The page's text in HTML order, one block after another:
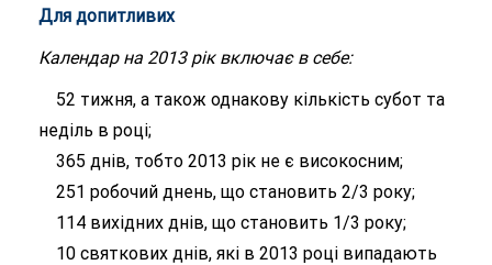
Для допитливих
Календар на 2013 рік включає в себе:
52 тижня, а також однакову кількість субот та
неділь в році;
365 днів, тобто 2013 рік не є високосним;
251 робочий днень, що становить 2/3 року;
114 вихідних днів, що становить 1/3 року;
10 святкових днів, які в 2013 році випадають